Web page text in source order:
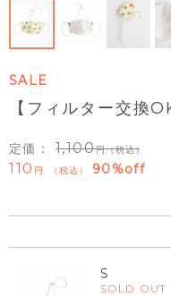
SALE
【フィルター交換
定価： 1,100 （税込）
110 税込 90%off
S
SOLD OUT